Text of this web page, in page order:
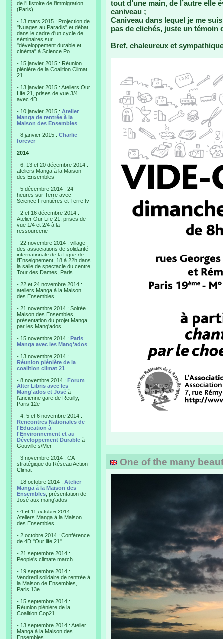
de l'Histoire de l'immigration
(Paris)
- 13 mars 2015 : Projection de
"Nuages au Paradis" et débat
dans le cadre d'un cycle de
séminaires sur
"développement durable et
cinéma" à Science Po.
- 15 janvier 2015 : Réunion
plénière de la Coalition Climat
21
- 13 janvier 2015 : Ateliers Our
Life 21, prises de vue 3/4
avec 4D
- 10 janvier 2015 : Atelier
Manga de rentrée à la
Maison des Ensembles
- 8 janvier 2015 : Charlie
forever
2014
- 6, 13 et 20 décembre 2014 :
ateliers Manga à la Maison
des Ensembles
- 5 décembre 2014 : 24
heures sur Terre avec
Science Frontières et Terre.tv
- 2 et 16 décembre 2014 :
Atelier Our Life 21, prises de
vue 1/4 et 2/4 à la
ressourcerie
- 22 novembre 2014 : village
des associations de solidarité
internationale de la Ligue de
l'Enseignement, 18 à 22h dans
la salle de spectacle du centre
Tour des Dames, Paris
- 22 et 24 novembre 2014 :
ateliers Manga à la Maison
des Ensembles
- 21 novembre 2014 : Soirée
Maison des Ensembles,
présentation du projet Manga
par les Mang'ados
- 15 novembre 2014 : Paris
Manga avec les Mang'ados
- 13 novembre 2014 :
Réunion plénière de la
coalition climat 21
- 8 novembre 2014 : Forum
Alter Libris avec les
Mang'ados et José à
l'ancienne gare de Reuilly,
Paris 12e
- 4, 5 et 6 novembre 2014 :
Rencontres Nationales de
l'Education à
l'Environnement et au
Développement Durable à
Gouville s/Mer
- 3 novembre 2014 : CA
stratégique du Réseau Action
Climat
- 18 octobre 2014 : Atelier
Manga à la Maison des
Ensembles , présentation de
José aux mang'ados
- 4 et 11 octobre 2014 :
Ateliers Manga à la Maison
des Ensembles
- 2 octobre 2014 : Conférence
de 4D "Our life 21"
- 21 septembre 2014 :
People's climate march
- 19 septembre 2014 :
Vendredi solidaire de rentrée à
la Maison de Ensembles,
Paris 13e
- 15 septembre 2014 :
Réunion plénière de la
Coalition Cop21
- 13 septembre 2014 : Atelier
Manga à la Maison des
Ensembles
tout d’une main, de l’autre elle
caniveau ;
Caniveau dans lequel je me
pas de clichés, juste un
Bref, chaleureux et
One of the many